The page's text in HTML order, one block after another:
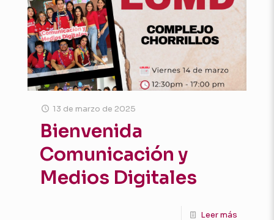
13 de marzo de 2025
Bienvenida
Comunicación y
Medios Digitales
Leer más